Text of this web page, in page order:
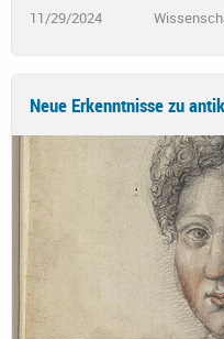
11/29/2024
Neue Erkenntnisse zu